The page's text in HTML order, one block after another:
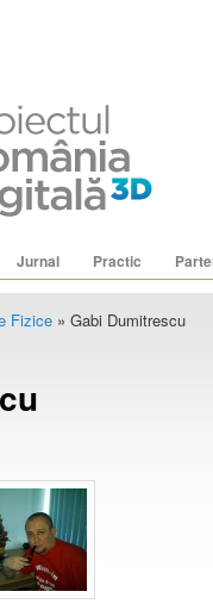
Jurnal Practic
Fizice» Gabi Dumitrescu